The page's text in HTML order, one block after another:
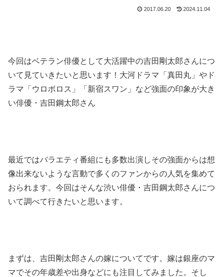
2017.06.20 2024.11.04
今回はベテラン俳優として大活躍中の吉田剛太郎さんにつ
いて見ていきたいと思います！大河ドラマ「真田丸」やド
ラマ「ウロボロス」「新宿スワン」など強面の印象が大き
い俳優・吉田鋼太郎さん
最近ではバラエティ番組にも多数出演しその強面からは想
像出来ないような言動で多くのファンからの人気を集めて
おられます。今回はそんな渋い俳優・吉田鋼太郎さんにつ
いて調べて行きたいと思います。
まずは、吉田剛太郎さんの嫁についてです。嫁は銀座のマ
マでその年歳差や出身などにも注目してみました。そし